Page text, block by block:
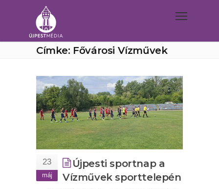
Címke: Fővárosi Vízművek
23
máj
Újpesti sportnap a
Vízművek sporttelepén